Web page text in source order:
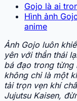
Gojo là ai
Hình ảnh
anime
Ảnh Gojo luôn
yên với thần thái
bá đạo trong từng
không chỉ là một
tải trọn vẹn khí
Jujutsu Kaisen,